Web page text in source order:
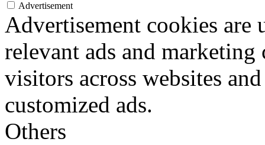
Advertisement
Advertisement cookies
relevant ads and marketing
visitors across websites
customized ads.
Others